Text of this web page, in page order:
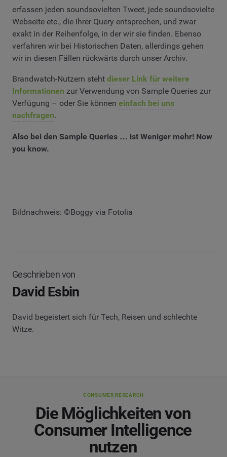
erfassen jeden soundsovielten Tweet, jede soundsovielte
Webseite etc., die Ihrer Query entsprechen, und zwar
exakt in der Reihenfolge, in der wir sie finden. Ebenso
verfahren wir bei Historischen Daten, allerdings gehen
wir in diesen Fällen rückwärts durch unser Archiv.
Brandwatch-Nutzern steht dieser Link für weitere
Informationen zur Verwendung von Sample Queries zur
Verfügung – oder Sie können einfach bei uns
nachfragen.
Also bei den Sample Queries … ist Weniger mehr! Now
you know.
Bildnachweis: ©Boggy via Fotolia
Geschrieben von
David Esbin
David begeistert sich für Tech, Reisen und schlechte
Witze.
CONSUMER RESEARCH
Die Möglichkeiten von
Consumer Intelligence
nutzen